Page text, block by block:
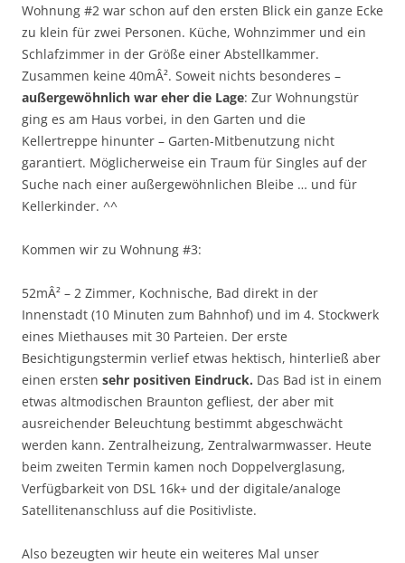
Wohnung #2 war schon auf den ersten Blick ein ganze Ecke
zu klein für zwei Personen. Küche, Wohnzimmer und ein
Schlafzimmer in der Größe einer Abstellkammer.
Zusammen keine 40mÂ². Soweit nichts besonderes –
außergewöhnlich war eher die Lage: Zur Wohnungstür
ging es am Haus vorbei, in den Garten und die
Kellertreppe hinunter – Garten-Mitbenutzung nicht
garantiert. Möglicherweise ein Traum für Singles auf der
Suche nach einer außergewöhnlichen Bleibe … und für
Kellerkinder. ^^
Kommen wir zu Wohnung #3:
52mÂ² – 2 Zimmer, Kochnische, Bad direkt in der
Innenstadt (10 Minuten zum Bahnhof) und im 4. Stockwerk
eines Miethauses mit 30 Parteien. Der erste
Besichtigungstermin verlief etwas hektisch, hinterließ aber
einen ersten sehr positiven Eindruck. Das Bad ist in einem
etwas altmodischen Braunton gefliest, der aber mit
ausreichender Beleuchtung bestimmt abgeschwächt
werden kann. Zentralheizung, Zentralwarmwasser. Heute
beim zweiten Termin kamen noch Doppelverglasung,
Verfügbarkeit von DSL 16k+ und der digitale/analoge
Satellitenanschluss auf die Positivliste.
Also bezeugten wir heute ein weiteres Mal unser